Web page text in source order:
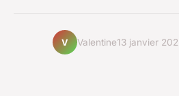
V Valentine13 janvier